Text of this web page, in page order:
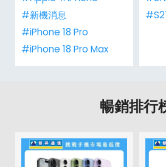
#新機消息
#iPhone 18 Pro
#iPhone 18 Pro Max
暢銷排行